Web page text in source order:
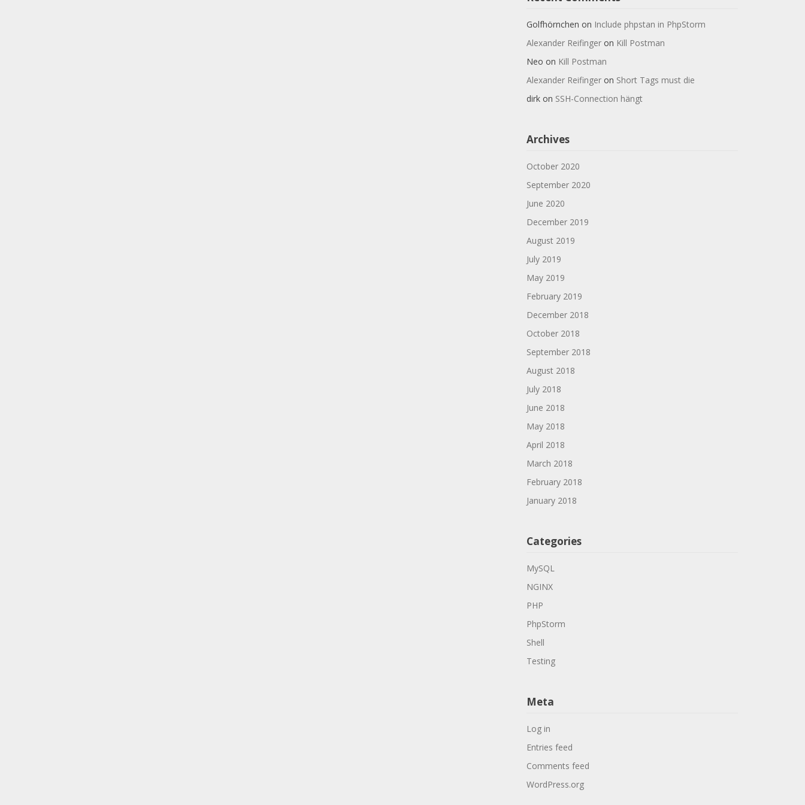
Golfhörnchen on Include phpstan in PhpStorm
Alexander Reifingeron Kill Postman
Neo on Kill Postman
Alexander Reifingeron Short Tags must die
dirkon SSH-Connection hängt
Archives
October 2020
September 2020
June 2020
December 2019
August 2019
July 2019
May 2019
February 2019
December 2018
October 2018
September 2018
August 2018
July 2018
June 2018
May 2018
April 2018
March 2018
February 2018
January 2018
Categories
MySQL
NGINX
PHP
PhpStorm
Shell
Testing
Meta
Log in
Entries feed
Comments feed
WordPress.org